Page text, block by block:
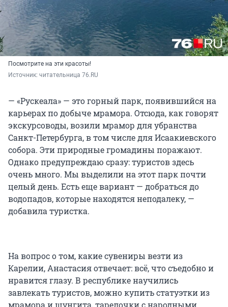
Посмотрите на эти красоты!
Источник: читательница 76.RU
— «Рускеала» — это горный парк, появившийся на
карьерах по добыче мрамора. Отсюда, как говорят
экскурсоводы, возили мрамор для убранства
Санкт-Петербурга, в том числе для Исаакиевского
собора. Эти природные громадины поражают.
Однако предупреждаю сразу: туристов здесь
очень много. Мы выделили на этот парк почти
целый день. Есть еще вариант — добраться до
водопадов, которые находятся неподалеку, —
добавила туристка.
На вопрос о том, какие сувениры везти из
Карелии, Анастасия отвечает: всё, что съедобно и
нравится глазу. В республике научились
завлекать туристов, можно купить статуэтки из
мрамора и шунгита, тарелочки с народными